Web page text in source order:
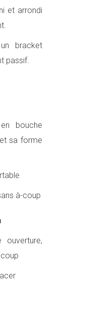
et arrondi
bracket
passif.
bouche
sa forme
à-coup
ouverture,